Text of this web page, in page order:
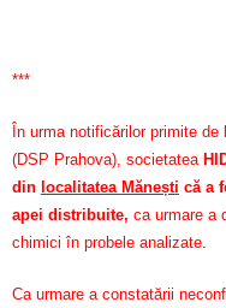
***
În urma notificărilor primite
(DSP Prahova), societatea
din localitatea Mănești că a
apei distribuite, ca urmare a
chimici în probele analizate.
Ca urmare a constatării